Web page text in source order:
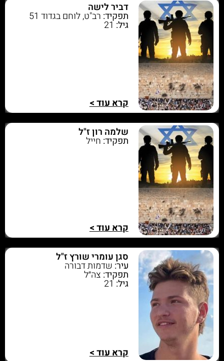
דביר לישה
תפקיד: רב"ט, לוחם בגדוד 51
גיל:21
קרא עוד >
שלמה רון ז"ל
תפקיד: חייל
קרא עוד >
סגן עומרי שורץ ז"ל
עיר: שדמות דבורה
תפקיד: צה״ל
גיל:21
קרא עוד >